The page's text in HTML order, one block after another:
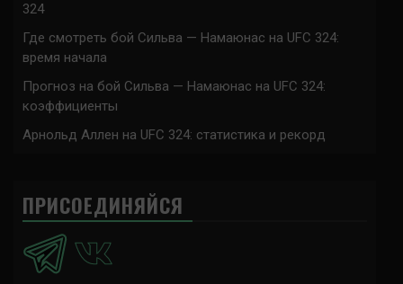
324
Где смотреть бой Сильва — Намаюнас на UFC 324:
время начала
Прогноз на бой Сильва — Намаюнас на UFC 324:
коэффициенты
Арнольд Аллен на UFC 324: статистика и рекорд
ПРИСОЕДИНЯЙСЯ